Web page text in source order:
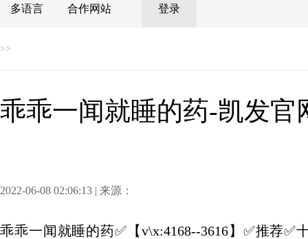
多语言 合作网站 登录
>>
乖乖一闻就睡的药-凯发官
2022-06-08 02:06:13 | 来源：
乖乖一闻就睡的药✅【v\x:4168--3616】✅推荐